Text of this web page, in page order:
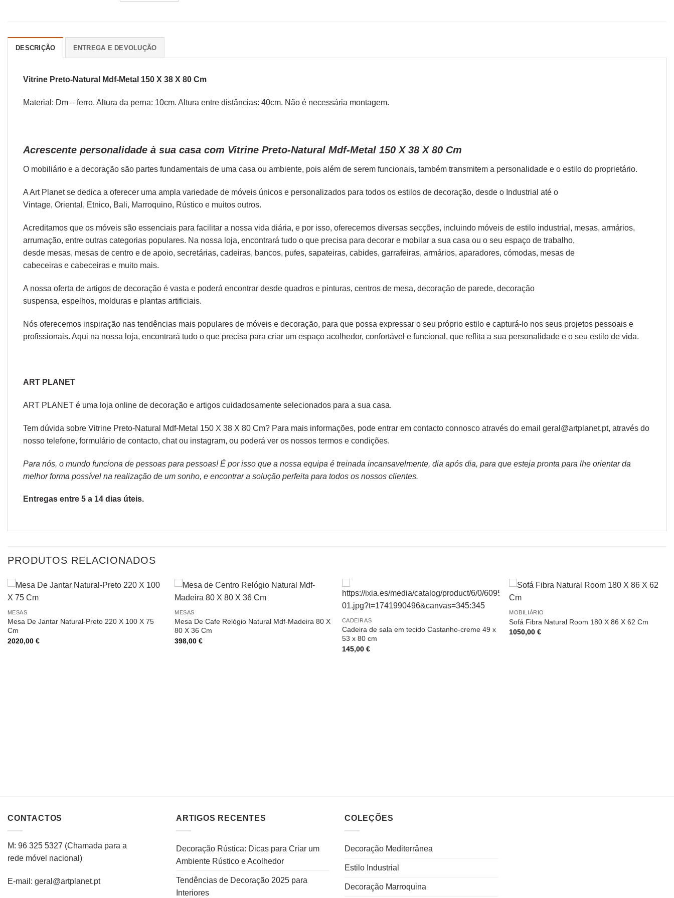
DESCRIÇÃO ENTREGA E DEVOLUÇÃO
Vitrine Preto-Natural Mdf-Metal 150 X 38 X 80 Cm
Material: Dm – ferro. Altura da perna: 10cm. Altura entre distâncias: 40cm. Não é necessária montagem.
Acrescente personalidade à sua casa com Vitrine Preto-Natural Mdf-Metal 150 X 38 X 80 Cm
O mobiliário e a decoração são partes fundamentais de uma casa ou ambiente, pois além de serem funcionais, também transmitem a personalidade e o estilo do proprietário.
A Art Planet se dedica a oferecer uma ampla variedade de móveis únicos e personalizados para todos os estilos de decoração, desde o Industrial até o
Vintage, Oriental , Etnico, Bali, Marroquino, Rústico e muitos outros.
Acreditamos que os móveis são essenciais para facilitar a nossa vida diária, e por isso, oferecemos diversas secções, incluindo móveis de estilo industrial, mesas, armários,
arrumação, entre outras categorias populares. Na nossa loja, encontrará tudo o que precisa para decorar e mobilar a sua casa ou o seu espaço de trabalho,
desde mesas, mesas de centro e de apoio, secretárias, cadeiras, bancos, pufes, sapateiras, cabides, garrafeiras, armários, aparadores, cómodas, mesas de
cabeceiras e cabeceiras e muito mais.
A nossa oferta de artigos de decoração é vasta e poderá encontrar desde quadros e pinturas, centros de mesa, decoração de parede, decoração
suspensa, espelhos, molduras e plantas artificiais.
Nós oferecemos inspiração nas tendências mais populares de móveis e decoração, para que possa expressar o seu próprio estilo e capturá-lo nos seus projetos pessoais e
profissionais. Aqui na nossa loja, encontrará tudo o que precisa para criar um espaço acolhedor, confortável e funcional, que reflita a sua personalidade e o seu estilo de vida.
ART PLANET
ART PLANET é uma loja online de decoração e artigos cuidadosamente selecionados para a sua casa.
Tem dúvida sobre Vitrine Preto-Natural Mdf-Metal 150 X 38 X 80 Cm? Para mais informações, pode entrar em contacto connosco através do email geral@artplanet.pt, através do
nosso telefone, formulário de contacto, chat ou instagram, ou poderá ver os nossos termos e condições.
Para nós, o mundo funciona de pessoas para pessoas! É por isso que a nossa equipa é treinada incansavelmente, dia após dia, para que esteja pronta para lhe orientar da
melhor forma possível na realização de um sonho, e encontrar a solução perfeita para todos os nossos clientes.
Entregas entre 5 a 14 dias úteis.
PRODUTOS RELACIONADOS
MESAS
Mesa De Jantar Natural-Preto 220 X 100 X 75
Cm
2020,00 €
MESAS
Mesa De Cafe Relógio Natural Mdf-Madeira 80 X
80 X 36 Cm
398,00€
CADEIRAS
Cadeira de sala em tecido Castanho-creme 49 x
53 x 80 cm
145,00 €
MOBILIÁRIO
Sofá Fibra Natural Room 180 X 86 X 62 Cm
1050,00€
CONTACTOS
M: 96 325 5327 (Chamada para a
rede móvel nacional )
E-mail: geral@artplanet.pt
ARTIGOS RECENTES
Decoração Rústica: Dicas para Criar um
Ambiente Rústico e Acolhedor
Tendências de Decoração 2025 para
Interiores
COLEÇÕES
Decoração Mediterrânea
Estilo Industrial
Decoração Marroquina